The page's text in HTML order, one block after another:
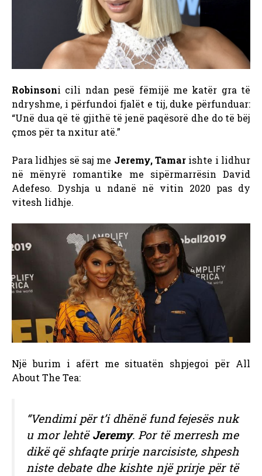
Robinsoni cili ndan pesë fëmijë me katër gra të
ndryshme, i përfundoi fjalët e tij, duke përfunduar:
“Unë dua që të gjithë të jenë paqësorë dhe do të bëj
çmos për ta nxitur atë.”
Para lidhjes së saj me Jeremy, Tamar ishte i lidhur
në mënyrë romantike me sipërmarrësin David
Adefeso. Dyshja u ndanë në vitin 2020 pas dy
vitesh lidhje.
Një burim i afërt me situatën shpjegoi për All
About The Tea:
“Vendimi për t’i dhënë fund fejesës nuk
u mor lehtë Jeremy. Por të merresh me
dikë që shfaqte prirje narcisiste, shpesh
niste debate dhe kishte një prirje për të